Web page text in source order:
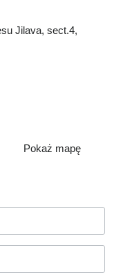
Jilava, sect.4,
Pokaż mapę